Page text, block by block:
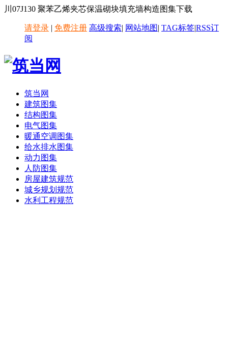
川07J130 聚苯乙烯夹芯保温砌块填充墙构造图集下载
请登录 | 免费注册 高级搜索| 网站地图| TAG标签|RSS订
阅
筑当网
建筑图集
结构图集
电气图集
暖通空调图集
给水排水图集
动力图集
人防图集
房屋建筑规范
城乡规划规范
水利工程规范